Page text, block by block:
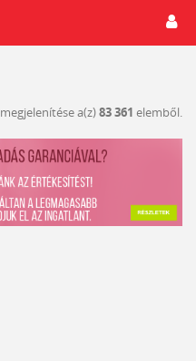
megjelenítése a(z)83 361 elemből.